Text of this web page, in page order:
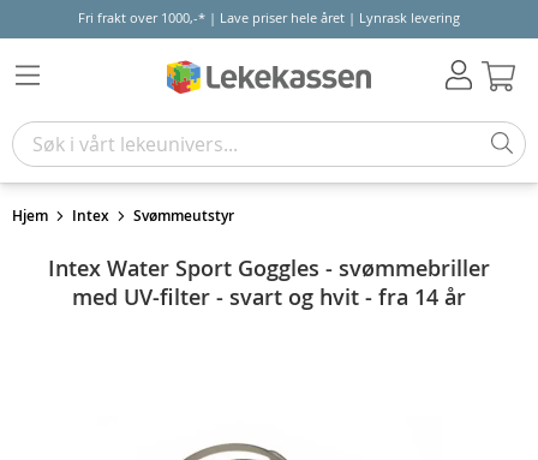
Fri frakt over 1000,-* | Lave priser hele året | Lynrask levering
Hjem Intex Svømmeutstyr
Intex Water Sport Goggles - svømmebriller
med UV-filter - svart og hvit - fra 14 år